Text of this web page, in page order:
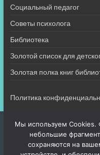
Социальный педагог
Советы психолога
Библиотека
Золотой список для
Золотая полка книг
Политика
Мы используем Cookies.
небольшие
сохраняются на